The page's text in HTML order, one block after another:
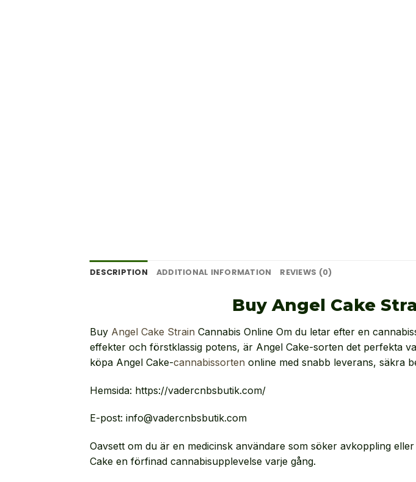
DESCRIPTION ADDITIONAL INFORMATION REVIEWS (0)
Buy Angel Cake
Buy Angel Cake Strain Cannabis Online Om du letar efter en
effekter och förstklassig potens, är Angel Cake-sorten det perfekta
köpa Angel Cake-cannabissorten online med snabb leverans, säkra
Hemsida: https://vadercnbsbutik.com/
E-post: info@vadercnbsbutik.com
Oavsett om du är en medicinsk användare som söker avkoppling
Cake en förfinad cannabisupplevelse varje gång.